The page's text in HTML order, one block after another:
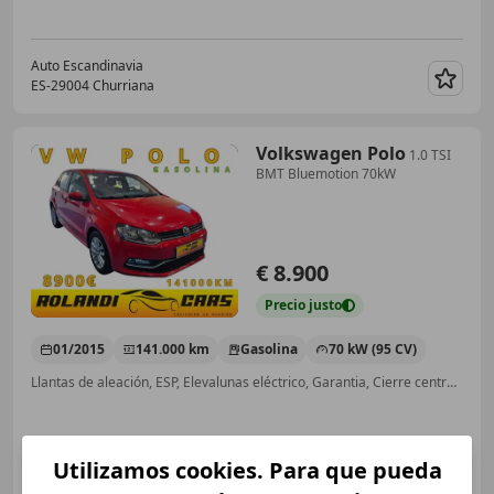
Auto Escandinavia
ES-29004 Churriana
Volkswagen Polo 1.0 TSI
BMT Bluemotion 70kW
€ 8.900
Precio justo
01/2015 141.000 km Gasolina
70 kW (95 CV)
Llantas de aleación, ESP, Elevalunas eléctrico, Garantia, Cierre centralizado, Start/Stop automático, Airbags laterales
ROLLANDI ALL CARS
Utilizamos cookies. Para que pueda